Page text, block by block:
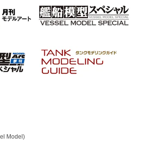
Model)